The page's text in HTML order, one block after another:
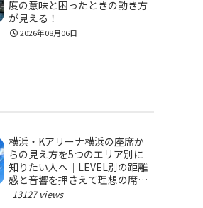
度の意味と困ったときの動き方
が見える！
2026年08月06日
横浜・Kアリーナ横浜の座席か
らの見え方を5つのエリア別に
知りたい人へ｜LEVEL別の距離
感と音響を押さえて理想の席を
選ぼう！
13127 views